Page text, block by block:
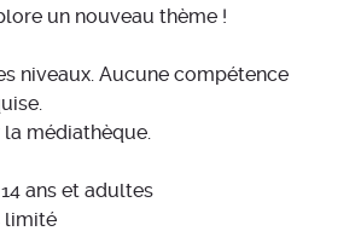
un nouveau thème !
niveaux. Aucune compétence
médiathèque.
ans et adultes
limité